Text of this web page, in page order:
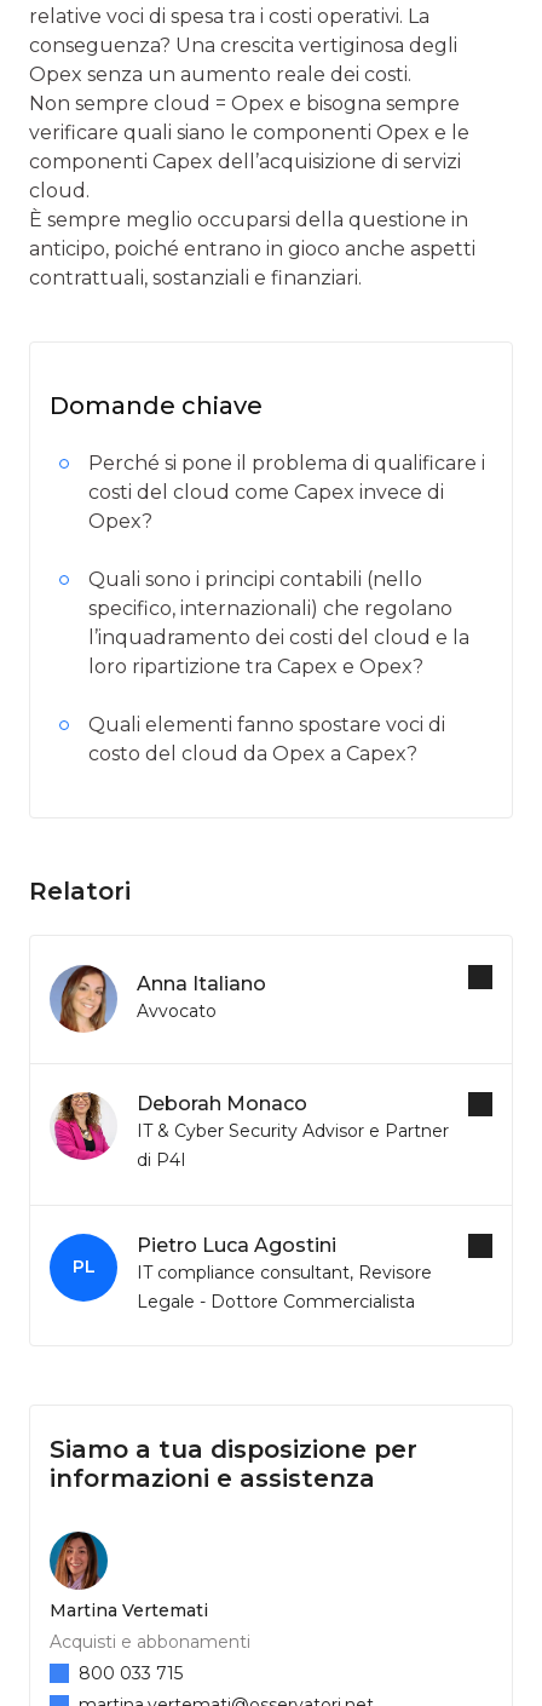
relative voci di spesa tra i costi operativi. La
conseguenza? Una crescita vertiginosa degli
Opex senza un aumento reale dei costi.
Non sempre cloud = Opex e bisogna sempre
verificare quali siano le componenti Opex e le
componenti Capex dell’acquisizione di servizi
cloud.
È sempre meglio occuparsi della questione in
anticipo, poiché entrano in gioco anche aspetti
contrattuali, sostanziali e finanziari.
Domande chiave
Perché si pone il problema di qualificare i
costi del cloud come Capex invece di
Opex?
Quali sono i principi contabili (nello
specifico, internazionali) che regolano
l’inquadramento dei costi del cloud e la
loro ripartizione tra Capex e Opex?
Quali elementi fanno spostare voci di
costo del cloud da Opex a Capex?
Relatori
Anna Italiano
Avvocato
Deborah Monaco
IT & Cyber Security Advisor e Partner
di P4I
PL
Pietro Luca Agostini
IT compliance consultant, Revisore
Legale - Dottore Commercialista
Siamo a tua disposizione per
informazioni e assistenza
Martina Vertemati
Acquisti e abbonamenti
800 033 715